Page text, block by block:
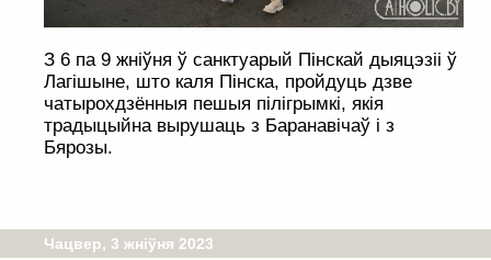
З 6 па 9 жніўня ў санктуарый Пінскай дыяцэзіі ў
Лагішыне, што каля Пінска, пройдуць дзве
чатырохдзённыя пешыя пілігрымкі, якія
традыцыйна вырушаць з Баранавічаў і з
Бярозы.
Чацвер, 3 жніўня 2023